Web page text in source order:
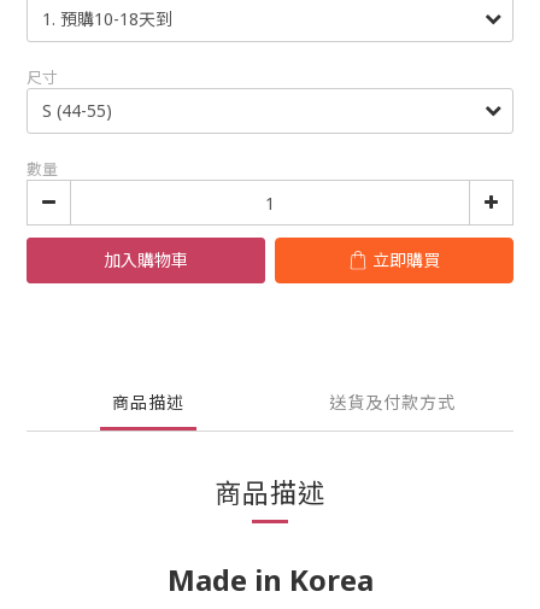
尺寸
數量
加入購物車 立即購買
商品描述 送貨及付款方式
商品描述
Made in Korea